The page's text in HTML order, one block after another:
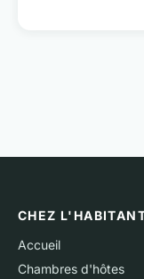
CHEZ
Accueil
Chambres d'hôtes